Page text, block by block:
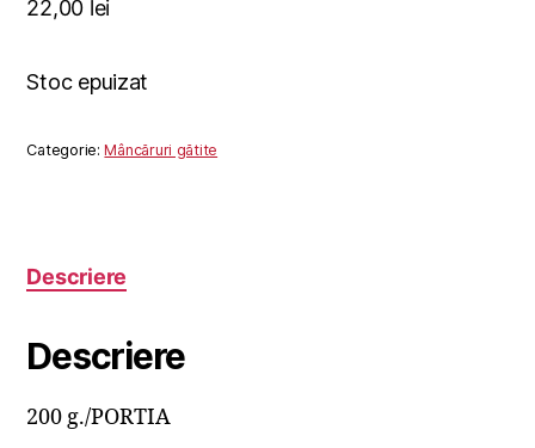
22,00 lei
Stoc epuizat
Categorie:Mâncăruri gătite
Descriere
Descriere
200 g./PORTIA